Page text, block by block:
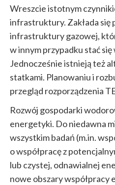
Wreszcie istotnym
infrastruktury. Zakłada
infrastruktury gazowej,
w innym przypadku stać
Jednocześnie istnieją też
statkami. Planowaniu i
przegląd rozporządzenia
Rozwój gospodarki
energetyki. Do niedawna
wszystkim badań (m.in.
o współpracę z
lub czystej, odnawialnej
nowe obszary współpracy